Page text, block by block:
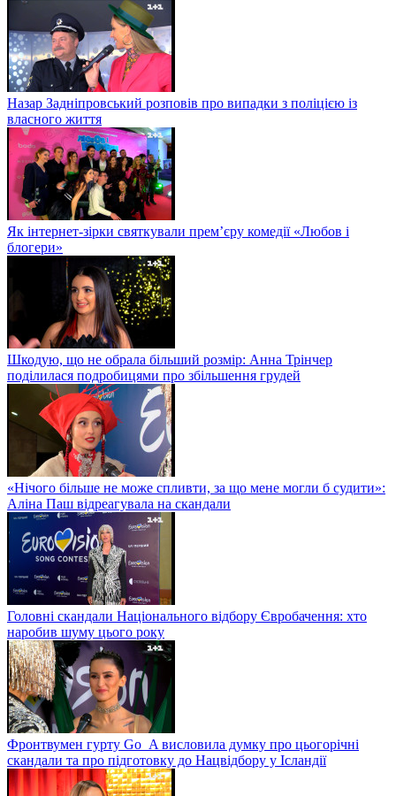
Назар Задніпровський розповів про випадки з поліцією із
власного життя
Як інтернет-зірки святкували прем’єру комедії «Любов і
блогери»
Шкодую, що не обрала більший розмір: Анна Трінчер
поділилася подробицями про збільшення грудей
«Нічого більше не може спливти, за що мене могли б судити»:
Аліна Паш відреагувала на скандали
Головні скандали Національного відбору Євробачення: хто
наробив шуму цього року
Фронтвумен гурту Go_A висловила думку про цьогорічні
скандали та про підготовку до Нацвідбору у Ісландії